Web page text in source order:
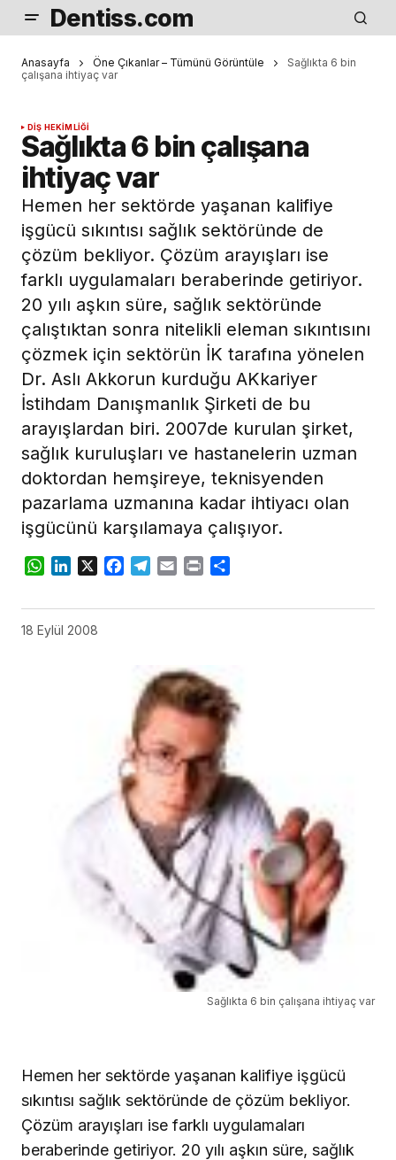
Dentiss.com
Anasayfa Öne Çıkanlar – Tümünü Görüntüle
Sağlıkta 6 bin
çalışana ihtiyaç var
DIŞ HEKIMLIĞI
Sağlıkta 6 bin çalışana
ihtiyaç var
Hemen her sektörde yaşanan kalifiye
işgücü sıkıntısı sağlık sektöründe de
çözüm bekliyor. Çözüm arayışları ise
farklı uygulamaları beraberinde getiriyor.
20 yılı aşkın süre, sağlık sektöründe
çalıştıktan sonra nitelikli eleman sıkıntısını
çözmek için sektörün İK tarafına yönelen
Dr. Aslı Akkorun kurduğu AKkariyer
İstihdam Danışmanlık Şirketi de bu
arayışlardan biri. 2007de kurulan şirket,
sağlık kuruluşları ve hastanelerin uzman
doktordan hemşireye, teknisyenden
pazarlama uzmanına kadar ihtiyacı olan
işgücünü karşılamaya çalışıyor.
WhatsApp
LinkedIn
X Facebook
Telegram
Email Print
18 Eylül 2008
Sağlıkta 6 bin çalışana ihtiyaç var
Hemen her sektörde yaşanan kalifiye işgücü
sıkıntısı sağlık sektöründe de çözüm bekliyor.
Çözüm arayışları ise farklı uygulamaları
beraberinde getiriyor. 20 yılı aşkın süre, sağlık